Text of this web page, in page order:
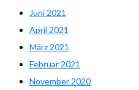
Juni 2021
April 2021
März 2021
Februar 2021
November 2020